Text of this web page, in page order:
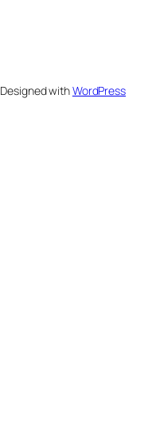
Designed withWordPress